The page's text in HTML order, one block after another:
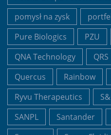
pomysł na zysk
Pure Biologics
PZU
QNA Technology
QRS
Quercus
Rainbow
Ryvu Therapeutics
SANPL
Santander